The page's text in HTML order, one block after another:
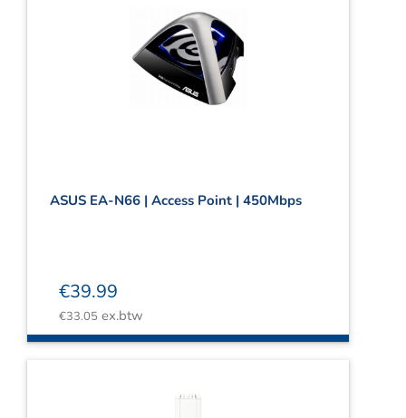
ASUS EA-N66 | Access Point | 450Mbps
€39.99
€33.05 ex.btw